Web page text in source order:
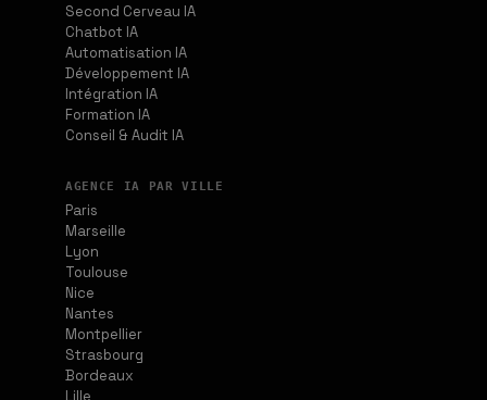
Second Cerveau IA
Chatbot IA
Automatisation IA
Développement IA
Intégration IA
Formation IA
Conseil & Audit IA
AGENCE IA PAR VILLE
Paris
Marseille
Lyon
Toulouse
Nice
Nantes
Montpellier
Strasbourg
Bordeaux
Lille